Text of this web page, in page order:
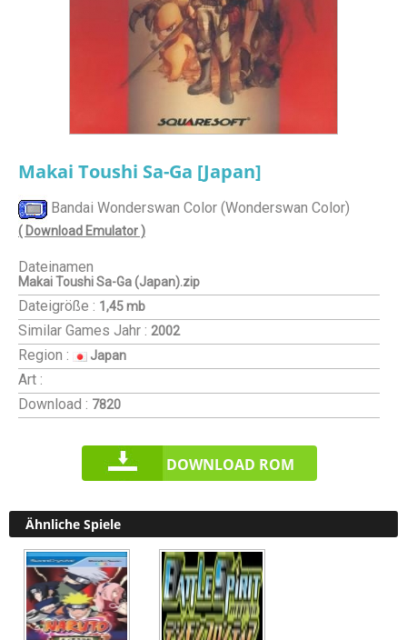
Makai Toushi Sa-Ga [Japan]
Bandai Wonderswan Color (Wonderswan Color)
( Download Emulator )
Dateinamen
Makai Toushi Sa-Ga (Japan).zip
Dateigröße : 1,45 mb
Similar Games Jahr : 2002
Region : Japan
Art :
Download : 7820
DOWNLOAD ROM
Ähnliche Spiele